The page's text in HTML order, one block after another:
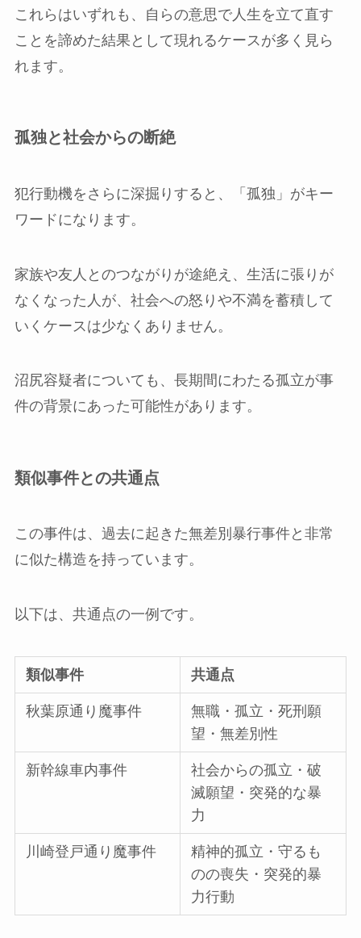
これらはいずれも、自らの意思で人生を立て直す
ことを諦めた結果として現れるケースが多く見ら
れます。
孤独と社会からの断絶
犯行動機をさらに深掘りすると、「孤独」がキー
ワードになります。
家族や友人とのつながりが途絶え、生活に張りが
なくなった人が、社会への怒りや不満を蓄積して
いくケースは少なくありません。
沼尻容疑者についても、長期間にわたる孤立が事
件の背景にあった可能性があります。
類似事件との共通点
この事件は、過去に起きた無差別暴行事件と非常
に似た構造を持っています。
以下は、共通点の一例です。
類似事件 共通点
秋葉原通り魔事件
無職・孤立・死刑願
望・無差別性
新幹線車内事件
社会からの孤立・破
滅願望・突発的な暴
力
川崎登戸通り魔事件
精神的孤立・守るも
のの喪失・突発的暴
力行動